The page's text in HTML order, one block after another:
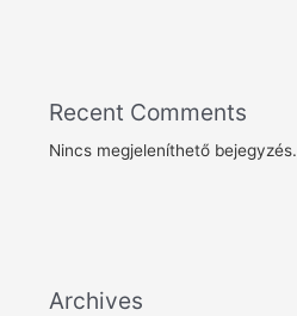
Recent Comments
Nincs megjeleníthető bejegyzés.
Archives